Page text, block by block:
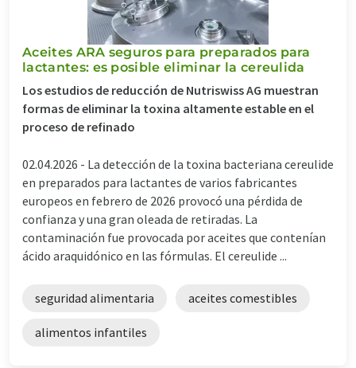
Aceites ARA seguros para preparados para
lactantes: es posible eliminar la cereulida
Los estudios de reducción de Nutriswiss AG muestran
formas de eliminar la toxina altamente estable en el
proceso de refinado
02.04.2026 - La detección de la toxina bacteriana cereulide
en preparados para lactantes de varios fabricantes
europeos en febrero de 2026 provocó una pérdida de
confianza y una gran oleada de retiradas. La
contaminación fue provocada por aceites que contenían
ácido araquidónico en las fórmulas. El cereulide ...
seguridad alimentaria aceites comestibles
alimentos infantiles